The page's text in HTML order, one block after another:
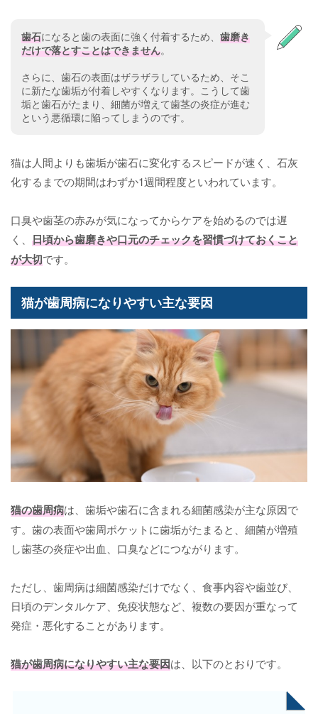
歯石になると歯の表面に強く付着するため、 歯磨き
だけで落とすことはできません。
さらに、歯石の表面はザラザラしているため、そこ
に新たな歯垢が付着しやすくなります。こうして歯
垢と歯石がたまり、細菌が増えて歯茎の炎症が進む
という悪循環に陥ってしまうのです。
猫は人間よりも歯垢が歯石に変化するスピードが速く、石灰
化するまでの期間はわずか1週間程度といわれています。
口臭や歯茎の赤みが気になってからケアを始めるのでは遅
く、 日頃から歯磨きや口元のチェックを習慣づけておくこと
が大切です。
猫が歯周病になりやすい主な要因
猫の歯周病は、歯垢や歯石に含まれる細菌感染が主な原因で
す。歯の表面や歯周ポケットに歯垢がたまると、細菌が増殖
し歯茎の炎症や出血、口臭などにつながります。
ただし、歯周病は細菌感染だけでなく、食事内容や歯並び、
日頃のデンタルケア、免疫状態など、複数の要因が重なって
発症・悪化することがあります。
猫が歯周病になりやすい主な要因は、以下のとおりです。